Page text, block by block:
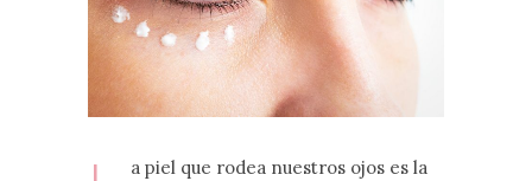
a piel que rodea nuestros ojos es la